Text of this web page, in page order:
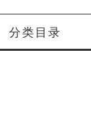
分类目录